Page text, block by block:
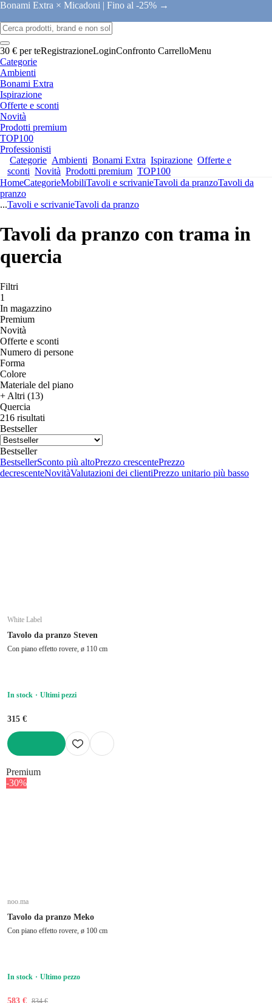
Bonami Extra × Micadoni | Fino al -25% →
30 € per teRegistrazioneLoginConfronto CarrelloMenu
Categorie
Ambienti
Bonami Extra
Ispirazione
Offerte e sconti
Novità
Prodotti premium
TOP100
Professionisti
Categorie Ambienti Bonami Extra Ispirazione Offerte e
sconti Novità Prodotti premium TOP100
HomeCategorieMobiliTavoli e scrivanieTavoli da pranzoTavoli da
pranzo
...Tavoli e scrivanieTavoli da pranzo
Tavoli da pranzo con trama in
quercia
Filtri
1
In magazzino
Premium
Novità
Offerte e sconti
Numero di persone
Forma
Colore
Materiale del piano
+ Altri (13)
Quercia
216 risultati
Bestseller
Bestseller
BestsellerSconto più altoPrezzo crescentePrezzo
decrescenteNovitàValutazioni dei clientiPrezzo unitario più basso
White Label
Tavolo da pranzo Steven
Con piano effetto rovere, ø 110 cm
In stock Ultimi pezzi
315 €
Premium
-30%
noo.ma
Tavolo da pranzo Meko
Con piano effetto rovere, ø 100 cm
In stock Ultimo pezzo
583 € 834 €